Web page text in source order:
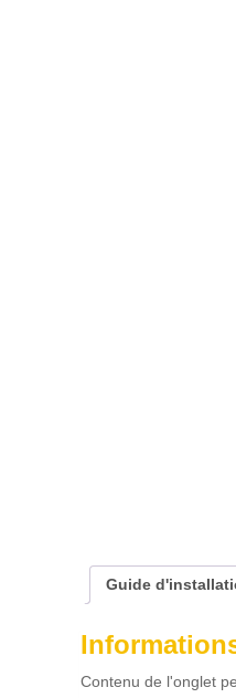
Guide
Contenu de l'onglet